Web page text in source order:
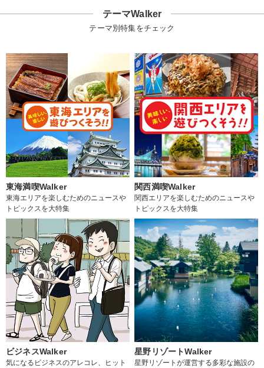
テーマWalker
テーマ別特集をチェック
東海満喫Walker
東海エリアを楽しむためのニュースや
トピックスを大特集
関西満喫Walker
関西エリアを楽しむためのニュースや
トピックスを大特集
ビジネスWalker
気になるビジネスのアレコレ、ヒット
星野リゾートWalker
星野リゾートが運営する多彩な施設の